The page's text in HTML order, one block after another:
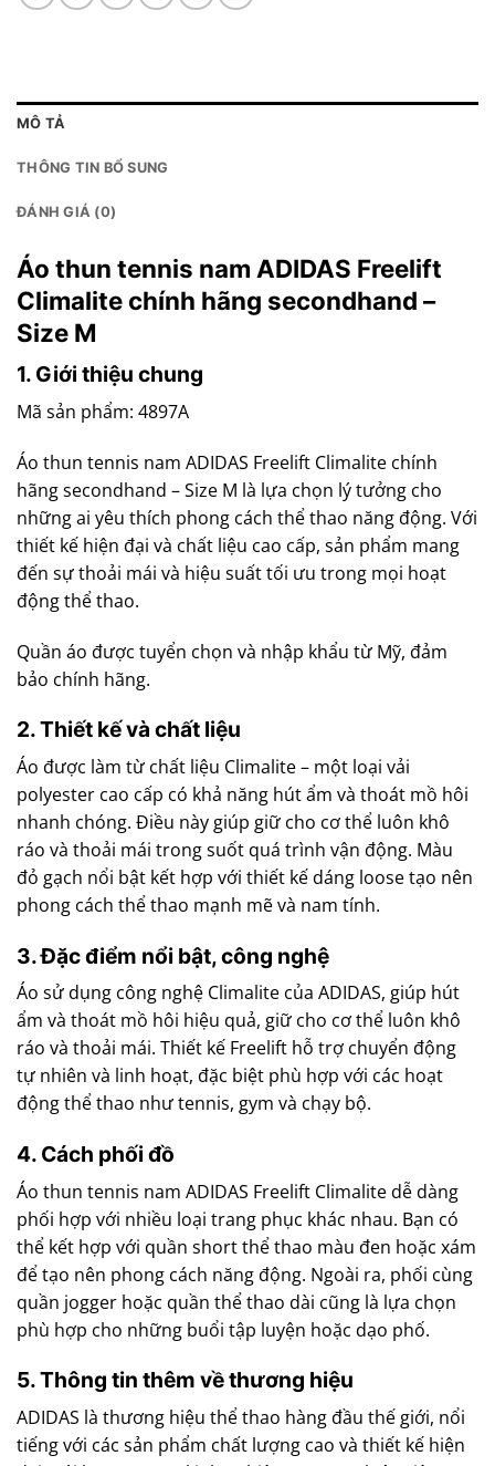
MÔ TẢ
THÔNG TIN BỔ SUNG
ĐÁNH GIÁ (0)
Áo thun tennis nam ADIDAS Freelift
Climalite chính hãng secondhand –
Size M
1. Giới thiệu chung
Mã sản phẩm: 4897A
Áo thun tennis nam ADIDAS Freelift Climalite chính
hãng secondhand – Size M là lựa chọn lý tưởng cho
những ai yêu thích phong cách thể thao năng động. Với
thiết kế hiện đại và chất liệu cao cấp, sản phẩm mang
đến sự thoải mái và hiệu suất tối ưu trong mọi hoạt
động thể thao.
Quần áo được tuyển chọn và nhập khẩu từ Mỹ, đảm
bảo chính hãng.
2. Thiết kế và chất liệu
Áo được làm từ chất liệu Climalite – một loại vải
polyester cao cấp có khả năng hút ẩm và thoát mồ hôi
nhanh chóng. Điều này giúp giữ cho cơ thể luôn khô
ráo và thoải mái trong suốt quá trình vận động. Màu
đỏ gạch nổi bật kết hợp với thiết kế dáng loose tạo nên
phong cách thể thao mạnh mẽ và nam tính.
3. Đặc điểm nổi bật, công nghệ
Áo sử dụng công nghệ Climalite của ADIDAS, giúp hút
ẩm và thoát mồ hôi hiệu quả, giữ cho cơ thể luôn khô
ráo và thoải mái. Thiết kế Freelift hỗ trợ chuyển động
tự nhiên và linh hoạt, đặc biệt phù hợp với các hoạt
động thể thao như tennis, gym và chạy bộ.
4. Cách phối đồ
Áo thun tennis nam ADIDAS Freelift Climalite dễ dàng
phối hợp với nhiều loại trang phục khác nhau. Bạn có
thể kết hợp với quần short thể thao màu đen hoặc xám
để tạo nên phong cách năng động. Ngoài ra, phối cùng
quần jogger hoặc quần thể thao dài cũng là lựa chọn
phù hợp cho những buổi tập luyện hoặc dạo phố.
5. Thông tin thêm về thương hiệu
ADIDAS là thương hiệu thể thao hàng đầu thế giới, nổi
tiếng với các sản phẩm chất lượng cao và thiết kế hiện